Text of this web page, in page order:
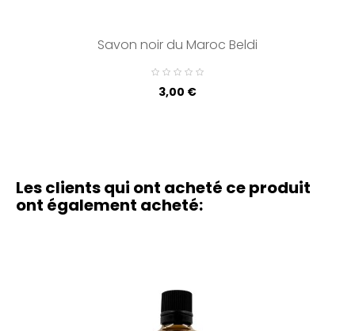
Savon noir du Maroc Beldi
Prix
3,00 €
Les clients qui ont acheté ce produit
ont également acheté: